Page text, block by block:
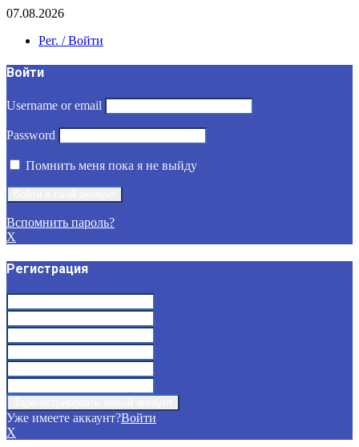
07.08.2026
Рег. / Войти
Войти
Username or email
Password
Помнить меня пока я не выйду
Вспомнить пароль?
X
Регистрация
Уже имеете аккаунт?Войти
X